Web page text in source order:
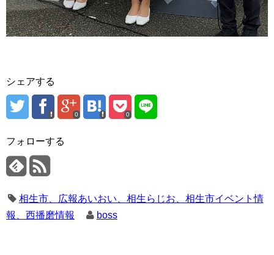
シェアする
0 0
フォローする
相生市、広報あいおい、相生らじお、相生市イベント情
報、西播磨情報
boss